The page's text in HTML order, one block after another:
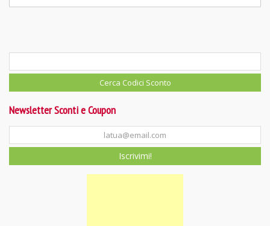
Newsletter Sconti e Coupon
Iscrivimi!